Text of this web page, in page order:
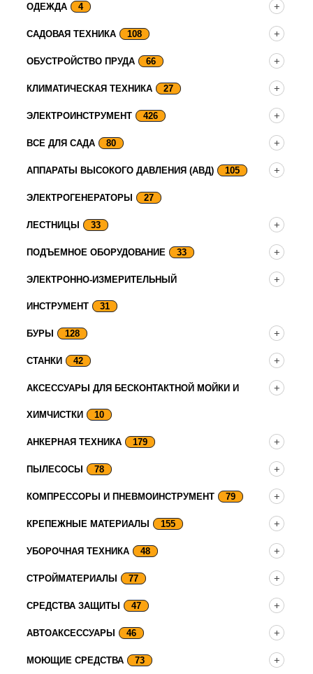
ОДЕЖДА 4
САДОВАЯ ТЕХНИКА 108
ОБУСТРОЙСТВО ПРУДА 66
КЛИМАТИЧЕСКАЯ ТЕХНИКА 27
ЭЛЕКТРОИНСТРУМЕНТ 426
ВСЕ ДЛЯ САДА 80
АППАРАТЫ ВЫСОКОГО ДАВЛЕНИЯ (АВД) 105
ЭЛЕКТРОГЕНЕРАТОРЫ 27
ЛЕСТНИЦЫ 33
ПОДЪЕМНОЕ ОБОРУДОВАНИЕ 33
ЭЛЕКТРОННО-ИЗМЕРИТЕЛЬНЫЙ
ИНСТРУМЕНТ 31
БУРЫ 128
СТАНКИ 42
АКСЕССУАРЫ ДЛЯ БЕСКОНТАКТНОЙ МОЙКИ И
ХИМЧИСТКИ 10
АНКЕРНАЯ ТЕХНИКА 179
ПЫЛЕСОСЫ 78
КОМПРЕССОРЫ И ПНЕВМОИНСТРУМЕНТ 79
КРЕПЕЖНЫЕ МАТЕРИАЛЫ 155
УБОРОЧНАЯ ТЕХНИКА 48
СТРОЙМАТЕРИАЛЫ 77
СРЕДСТВА ЗАЩИТЫ 47
АВТОАКСЕССУАРЫ 46
МОЮЩИЕ СРЕДСТВА 73